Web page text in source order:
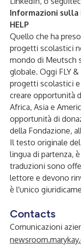
Informazioni sulla
HELP
Quello che ha
progetti scolastici
mondo di Meutsch
globale. Oggi FLY
progetti scolastici
creare opportunità
Africa, Asia e
opportunità di
della Fondazione,
Il testo originale
lingua di partenza,
traduzioni sono
lettore e devono
è l'unico
Contacts
Comunicazioni